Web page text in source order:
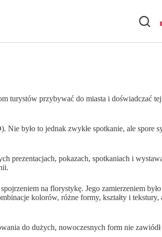
turystów przybywać do miasta i doświadczać
było to jednak zwykłe spotkanie, ale spore
prezentacjach, pokazach, spotkaniach i
na florystykę. Jego zamierzeniem
kolorów, różne formy, kształty i tekstury,
do dużych, nowoczesnych form nie